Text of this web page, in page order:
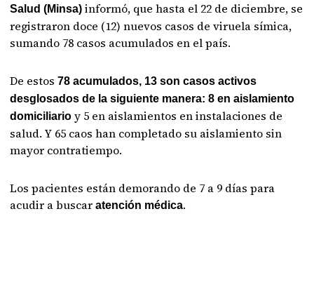
Salud (Minsa) informó, que hasta el 22 de diciembre, se
registraron doce (12) nuevos casos de viruela símica,
sumando 78 casos acumulados en el país.
De estos 78 acumulados, 13 son casos activos
desglosados de la siguiente manera: 8 en aislamiento
domiciliarioy 5 en aislamientos en instalaciones de
salud. Y 65 caos han completado su aislamiento sin
mayor contratiempo.
Los pacientes están demorando de 7 a 9 días para
acudir a buscar atención médica.